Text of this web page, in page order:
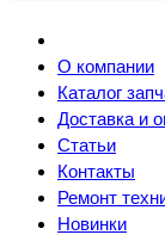
О компании
Каталог
Доставка и
Статьи
Контакты
Ремонт
Новинки